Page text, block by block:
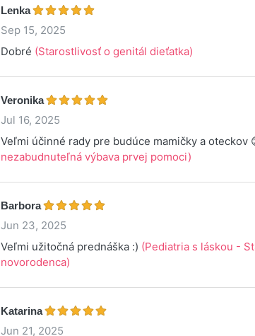
Lenka
Sep 15, 2025
Dobré (Starostlivosť o genitál dieťatka)
Veronika
Jul 16, 2025
Veľmi účinné rady pre budúce mamičky a oteckov
nezabudnuteľná výbava prvej pomoci)
Barbora
Jun 23, 2025
Veľmi užitočná prednáška :) (Pediatria s láskou -
novorodenca)
Katarina
Jun 21, 2025